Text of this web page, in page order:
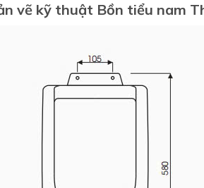
vẽ kỹ thuật Bồn tiểu nam